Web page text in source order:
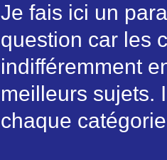
Je fais ici un
question car les
indifféremment
meilleurs sujets.
chaque